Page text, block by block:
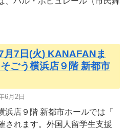
月7日(火) KANAFANま
ごう横浜店９階 新都市
6月2日
浜店９階 新都市ホールでは「
されます。外国人留学生支援